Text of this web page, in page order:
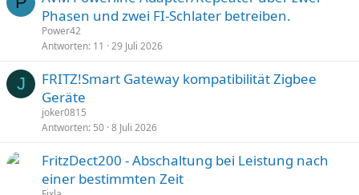
Phasen und zwei FI-Schlater betreiben.
Power42
Antworten 11 29 Juli 2026
J
FRITZ!Smart Gateway kompatibilität Zigbee
Geräte
joker0815
Antworten 50 8 Juli 2026
FritzDect200 - Abschaltung bei Leistung nach
einer bestimmten Zeit